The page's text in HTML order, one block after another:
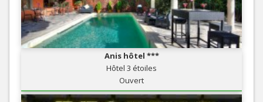
Anis hôtel ***
Hôtel 3 étoiles
Ouvert